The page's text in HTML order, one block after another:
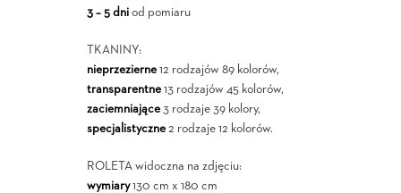
3 – 5 dniod pomiaru
TKANINY:
nieprzezierne12 rodzajów 89 kolorów,
transparentne13 rodzajów 45 kolorów,
zaciemniające3 rodzaje 39 kolory,
specjalistyczne2 rodzaje 12 kolorów.
ROLETA widoczna na zdjęciu:
wymiary130 cm x 180 cm